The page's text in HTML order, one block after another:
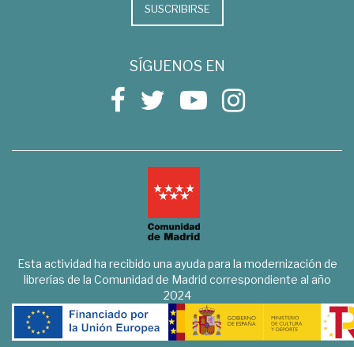
SUSCRIBIRSE
SÍGUENOS EN
Esta actividad ha recibido una ayuda para la modernización de
librerías de la Comunidad de Madrid correspondiente al año
2024